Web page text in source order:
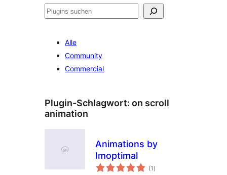
Suchen
Alle
Community
Commercial
Plugin-Schlagwort: on scroll
animation
Animations by
Imoptimal
(1 Bewertungen
insgesamt
)